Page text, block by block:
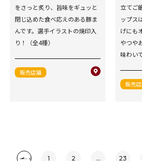
をさっと炙り、旨味をギュッと
閉じ込めた食べ応えのある豚ま
んです。選手イラストの焼印入
り！（全4種）
販売店舗
立てご
ップス
げにも
やつや
味わい
販売
‹ 1 2 ... 23